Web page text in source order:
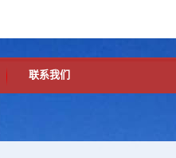
联系我们